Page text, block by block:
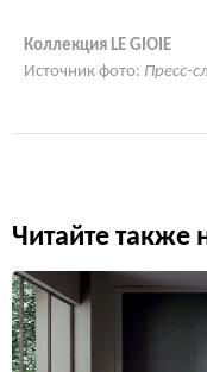
Коллекция LE GIOIE
Источник фото: Пресс-
Читайте также